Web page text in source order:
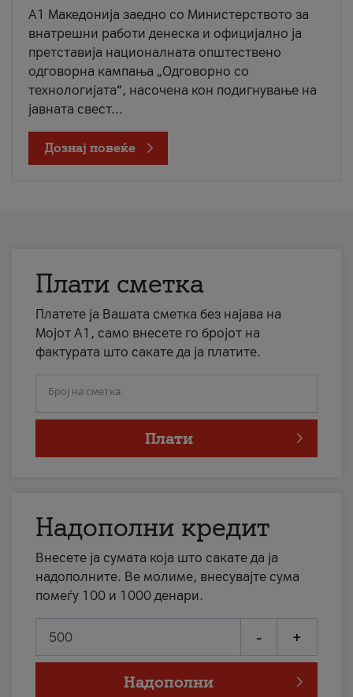
A1 Македонија заедно со Министерството за
внатрешни работи денеска и официјално ја
претставија националната општествено
одговорна кампања „Одговорно со
технологијата“, насочена кон подигнување на
јавната свест...
Дознај повеќе
Плати сметка
Платете ја Вашата сметка без најава на
Мојот А1, само внесете го бројот на
фактурата што сакате да ја платите.
Број на сметка
Плати
Надополни кредит
Внесете ја сумата која што сакате да ја
надополните. Ве молиме, внесувајте сума
помеѓу 100 и 1000 денари.
- +
Надополни